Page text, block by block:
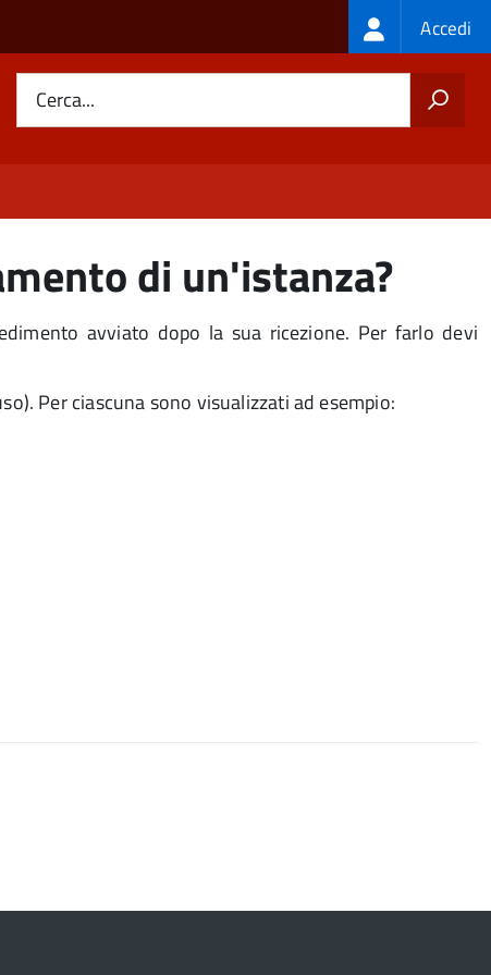
Login
menu
Accedi
Cerca...
di un'istanza?
avviato dopo la sua ricezione. Per farlo devi
Per ciascuna sono visualizzati ad esempio: